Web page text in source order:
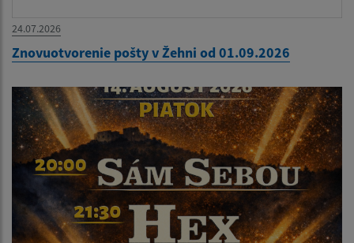
24.07.2026
Znovuotvorenie pošty v Žehni od 01.09.2026